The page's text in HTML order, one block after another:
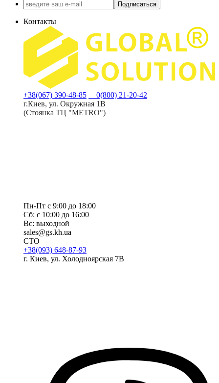
Подписаться
Контакты
+38(067) 390-48-85
0(800) 21-20-42
г.Киев, ул. Окружная 1В
(Стоянка ТЦ "METRO")
Пн-Пт с 9:00 до 18:00
Сб: с 10:00 до 16:00
Вс: выходной
sales@gs.kh.ua
СТО
+38(093) 648-87-93
г. Киев, ул. Холодноярская 7В